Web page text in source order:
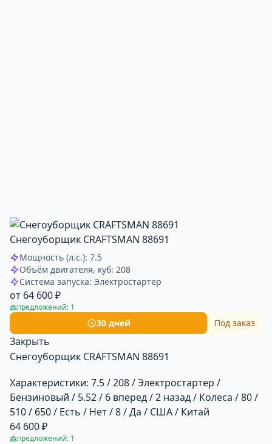
Снегоуборщик CRAFTSMAN 88691
Мощность (л.с.): 7.5
Объём двигателя, куб: 208
Система запуска: Электростартер
от 64 600 ₽
предложений: 1
30 дней Под заказ
Закрыть
Снегоуборщик CRAFTSMAN 88691
Характеристики: 7.5 / 208 / Электростартер /
Бензиновый / 5.52 / 6 вперед / 2 назад / Колеса / 80 /
510 / 650 / Есть / Нет / 8 / Да / США / Китай
64 600 ₽
предложений: 1